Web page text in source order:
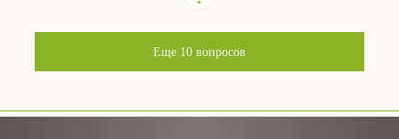
Еще 10 вопросов